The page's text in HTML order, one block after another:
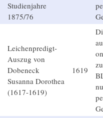
Studienjahre
1875/76
Leichenpredigt-
Auszug von
Dobeneck
Susanna Dorothea
(1617-1619)
1619